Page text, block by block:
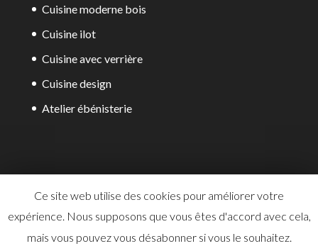
Cuisine moderne bois
Cuisine ilot
Cuisine avec verrière
Cuisine design
Atelier ébénisterie
Ce site web utilise des cookies pour améliorer votre
expérience. Nous supposons que vous êtes d'accord avec cela,
mais vous pouvez vous désabonner si vous le souhaitez.